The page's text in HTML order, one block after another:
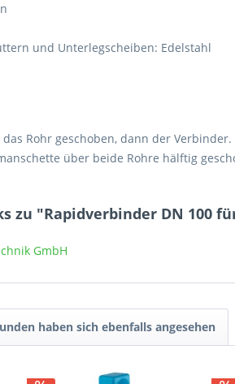
und Unterlegscheiben: Edelstahl
Rohr geschoben, dann der
über beide Rohre hälftig
zu "Rapidverbinder DN 100
GmbH
haben sich ebenfalls angesehen